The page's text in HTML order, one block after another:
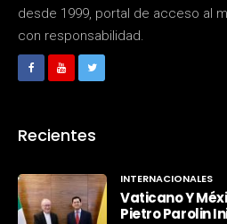
desde 1999, portal de acceso al
con responsabilidad.
Recientes
INTERNACIONALES
Vaticano Y
Pietro Parolin